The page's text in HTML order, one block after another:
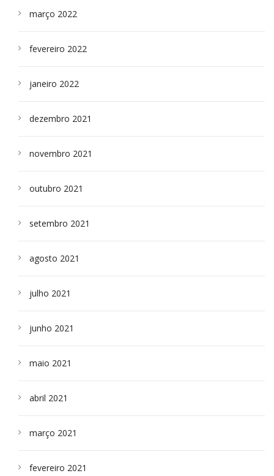
março 2022
fevereiro 2022
janeiro 2022
dezembro 2021
novembro 2021
outubro 2021
setembro 2021
agosto 2021
julho 2021
junho 2021
maio 2021
abril 2021
março 2021
fevereiro 2021